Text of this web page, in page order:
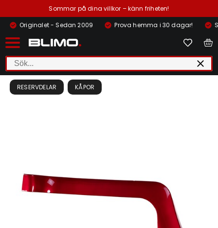
Sommar på dina villkor – känn friheten!
Originalet - Sedan 2009
Prova hemma i 30 dagar!
RESERVDELAR KÅPOR